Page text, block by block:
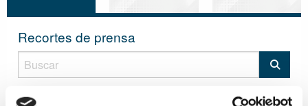
Recortes de prensa